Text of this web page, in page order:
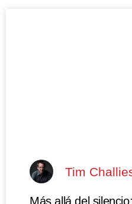
Tim
Más allá del